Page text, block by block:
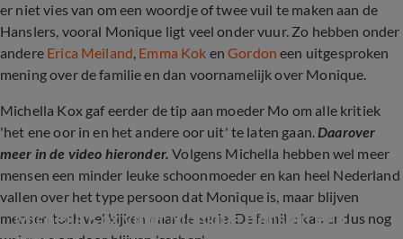
er niet vies van om een woordje of twee vuil te maken aan de
Hanslers, vooral Monique ligt veel onder vuur. Zo hebben onder
andere Erica Meiland, Emma Kok enGordon een uitgesproken
mening over de familie en dan voornamelijk over Monique.
Michella Kox gaf eerder de tip aan moeder Mo om alle kritiek
'het ene oor in en het andere oor uit' te laten gaan.Daarover
meer in de video hieronder.Volgens Michella hebben wel meer
mensen een minder leuke schoonmoeder en kan heel Nederland
vallen over het type persoon dat Monique is, maar blijven
mensen toch wel kijken naar de serie. De familie kan er dus nog
Michella Kox vindt Monique Hansler 'een